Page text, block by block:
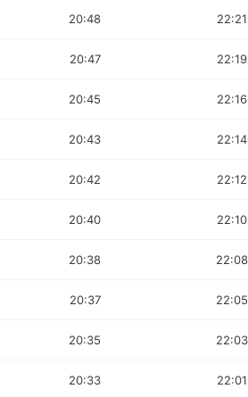
20:48 22:21
20:47 22:19
20:45 22:16
20:43 22:14
20:42 22:12
20:40 22:10
20:38 22:08
20:37 22:05
20:35 22:03
20:33 22:01